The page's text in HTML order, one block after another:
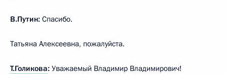
В.Путин: Спасибо.
Татьяна Алексеевна, пожалуйста.
Т.Голикова: Уважаемый Владимир Владимирович!